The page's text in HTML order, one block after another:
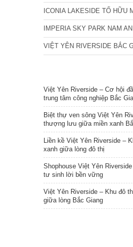
ICONIA LAKESIDE TỐ HỮU
IMPERIA SKY PARK NAM
VIỆT YÊN RIVERSIDE BẮC
Việt Yên Riverside – Cơ hội
trung tâm công nghiệp Bắc
Biệt thự ven sông Việt Yên
thượng lưu giữa miền xanh
Liền kề Việt Yên Riverside –
xanh giữa lòng đô thị
Shophouse Việt Yên
tư sinh lời bền vững
Việt Yên Riverside – Khu đô
giữa lòng Bắc Giang